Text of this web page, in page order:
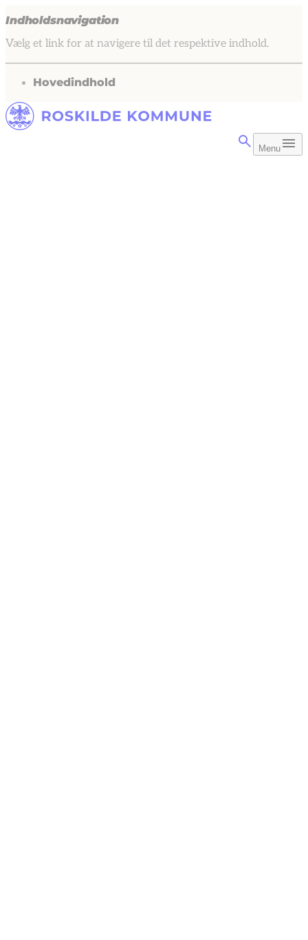
Indholdsnavigation
Vælg et link for at navigere til det respektive indhold.
gå til
Hovedindhold
Menu